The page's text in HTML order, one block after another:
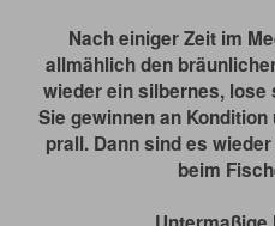
Nach einiger Zeit im
allmählich den
wieder ein silbernes,
Sie gewinnen an
prall. Dann sind es
beim